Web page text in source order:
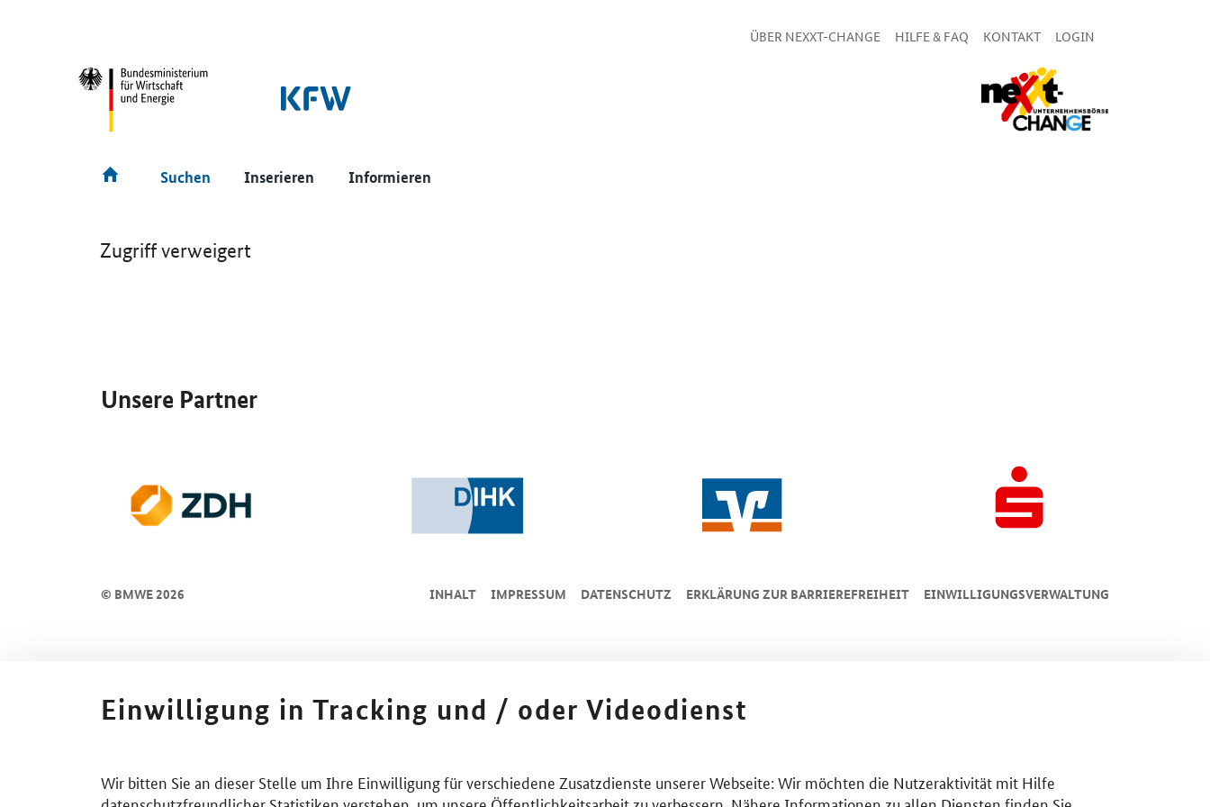
ÜBER NEXXT-CHANGE HILFE & FAQ KONTAKT LOGIN
Suchen Inserieren Informieren
Zugriff verweigert
Unsere Partner
© BMWE 2026 INHALT IMPRESSUM DA­TEN­SCHUTZ ERKLÄRUNG ZUR BARRIEREFREIHEIT EINWILLIGUNGSVERWALTUNG
Einwilligung in Tracking und / oder Videodienst
Wir bitten Sie an dieser Stelle um Ihre Einwilligung für verschiedene Zusatzdienste unserer Webseite: Wir möchten die Nutzeraktivität mit Hilfe